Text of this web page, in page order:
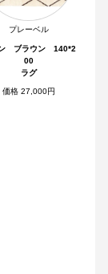
プレーベル
ブラウン 140*2
00
ラグ
価格 27,000円